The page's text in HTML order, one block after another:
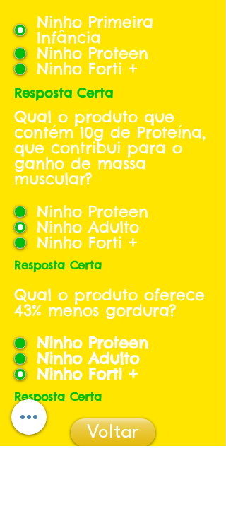
Ninho Primeira
Infância
Ninho Proteen
Ninho Forti +
Resposta Certa
Qual o produto que
contém 10g de Proteína,
que contribui para o
ganho de massa
muscular?
Ninho Proteen
Ninho Adulto
Ninho Forti +
Resposta Certa
Qual o produto oferece
43% menos gordura?
Ninho Proteen
Ninho Adulto
Ninho Forti +
Resposta Certa
Voltar